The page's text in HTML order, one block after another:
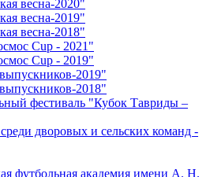
весна-2020"
весна-2019"
весна-2018"
Cup - 2021"
Cup - 2019"
2019"
2018"
фестиваль "Кубок Тавриды –
дворовых и сельских команд -
футбольная академия имени А. Н.